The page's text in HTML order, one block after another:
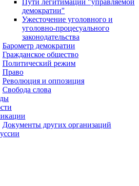
Пути легитимации "управляемой
демократии"
Ужесточение уголовного и
уголовно-процесуального
законодательства
Барометр демократии
Гражданское общество
Политический режим
Право
Революция и оппозиция
Свобода слова
Документы других организаций